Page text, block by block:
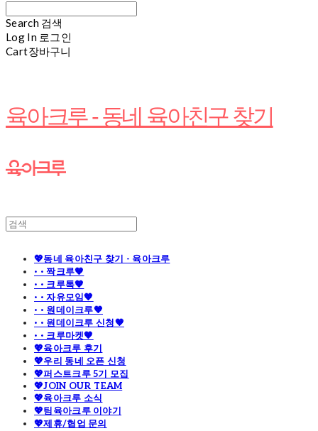
Search 검색
Log In 로그인
Cart장바구니
육아크루 - 동네 육아친구 찾기
💖동네 육아친구 찾기 - 육아크루
· · 짝크루🧡
· · 크루톡🧡
· · 자유모임🧡
· · 원데이크루🧡
· · 원데이크루 신청🧡
· · 크루마켓🧡
💖육아크루 후기
💖우리 동네 오픈 신청
💖퍼스트크루 5기 모집
💖JOIN OUR TEAM
💖육아크루 소식
💖팀육아크루 이야기
💖제휴/협업 문의